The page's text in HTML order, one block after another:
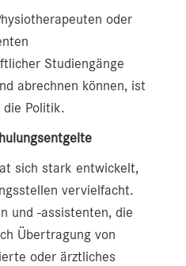
oder
Studiengänge
abrechnen können, ist
die Politik.
sich stark entwickelt,
vervielfacht.
und -assistenten, die
Übertragung von
oder ärztliches